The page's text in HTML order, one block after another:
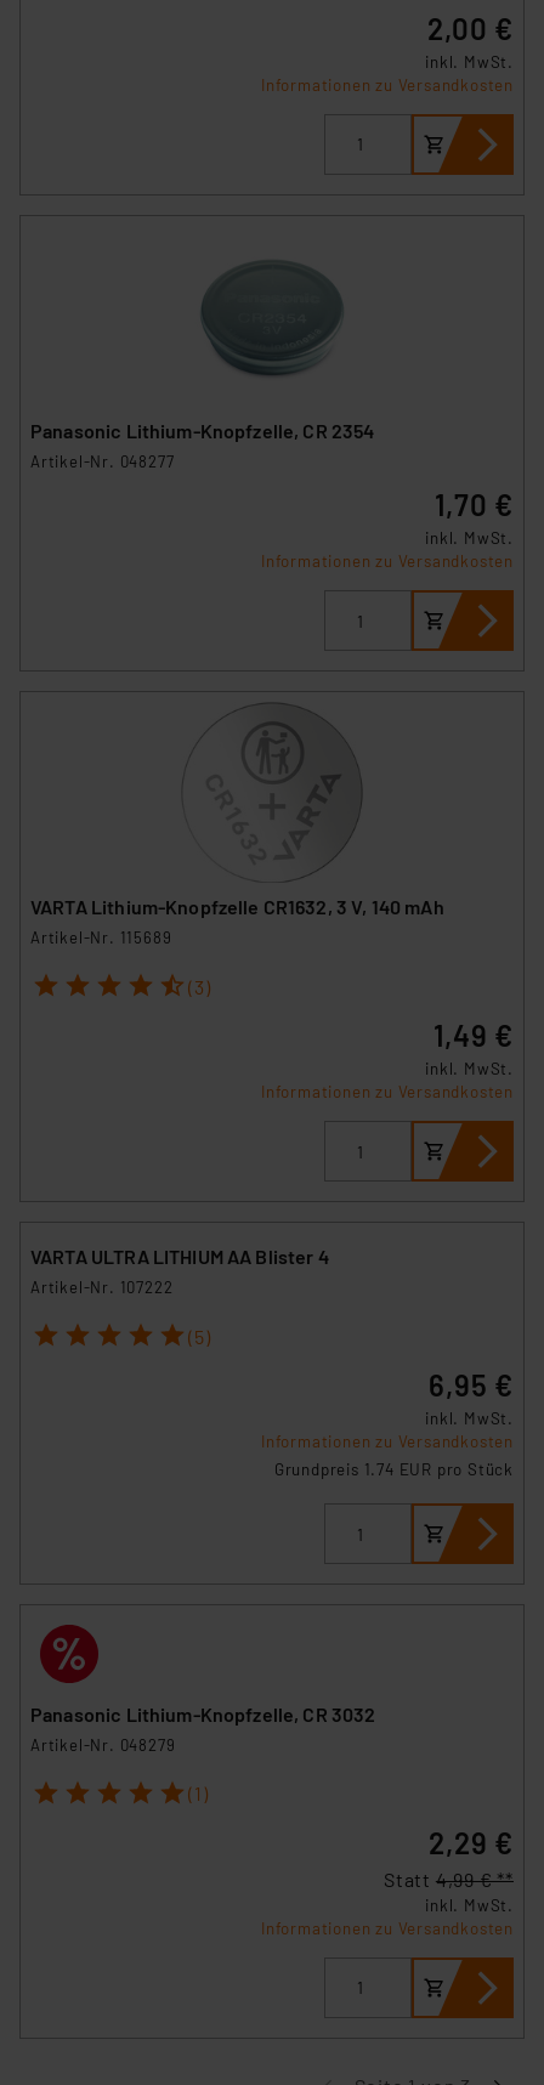
2,00 €
inkl. MwSt.
Informationen zu Versandkosten
Panasonic Lithium-Knopfzelle, CR 2354
Artikel-Nr. 048277
1,70 €
inkl. MwSt.
Informationen zu Versandkosten
VARTA Lithium-Knopfzelle CR1632, 3 V, 140 mAh
Artikel-Nr. 115689
1 2 3 4 5 (3)
1,49 €
inkl. MwSt.
Informationen zu Versandkosten
VARTA ULTRA LITHIUM AA Blister 4
Artikel-Nr. 107222
1 2 3 4 5 (5)
6,95 €
inkl. MwSt.
Informationen zu Versandkosten
Grundpreis 1.74 EUR pro Stück
Panasonic Lithium-Knopfzelle, CR 3032
Artikel-Nr. 048279
1 2 3 4 5 (1)
2,29 €
Statt 4,99 € **
inkl. MwSt.
Informationen zu Versandkosten